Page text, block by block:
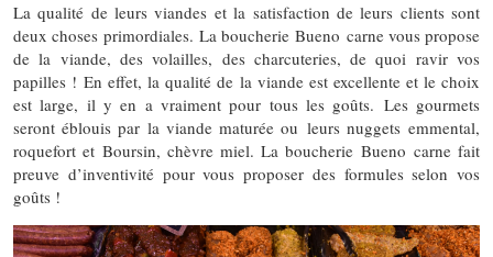
La qualité de leurs viandes et la satisfaction de leurs clients sont
deux choses primordiales. La boucherie Bueno carne vous propose
de la viande, des volailles, des charcuteries, de quoi ravir vos
papilles ! En effet, la qualité de la viande est excellente et le choix
est large, il y en a vraiment pour tous les goûts. Les gourmets
seront éblouis par la viande maturée ou leurs nuggets emmental,
roquefort et Boursin, chèvre miel. La boucherie Bueno carne fait
preuve d’inventivité pour vous proposer des formules selon vos
goûts !